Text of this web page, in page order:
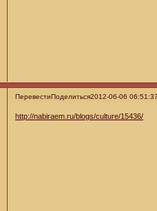
ПеревестиПоделиться2012-06-06
http://nabiraem.ru/blogs/culture/15436/